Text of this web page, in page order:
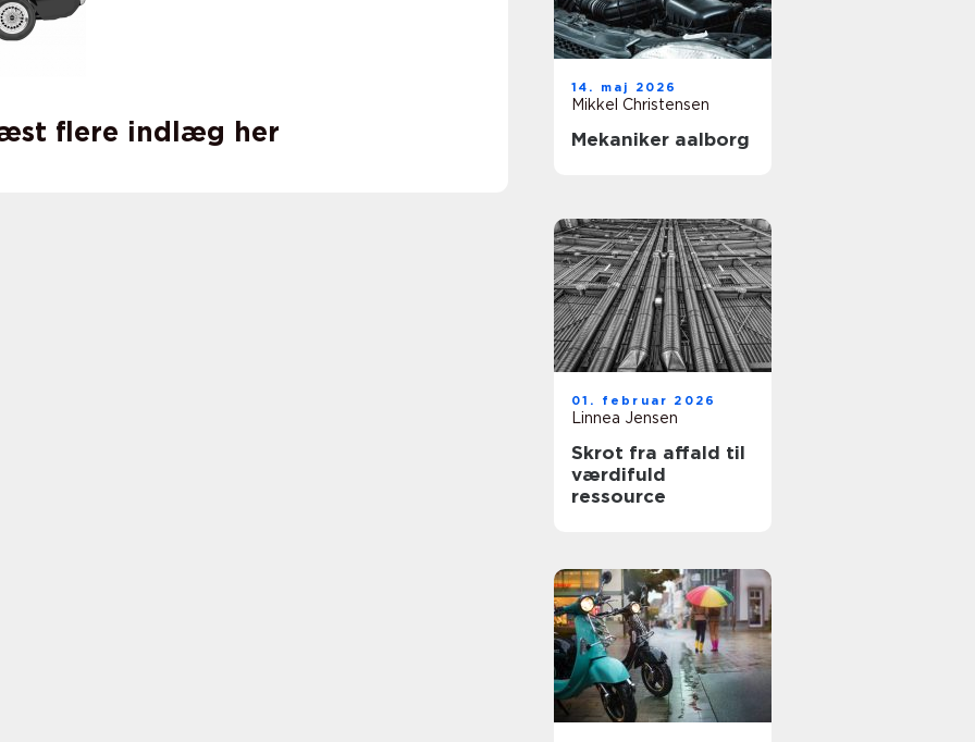
flere indlæg her
14. maj 2026
Mikkel Christensen
Mekaniker aalborg
01. februar 2026
Linnea Jensen
Skrot fra affald til
værdifuld
ressource